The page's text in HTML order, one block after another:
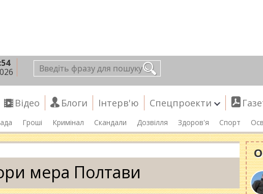
Відео Блоги Інтерв'ю Спецпроекти
Гроші Кримінал Скандали Дозвілля Здоров'я Спорт
мера Полтави